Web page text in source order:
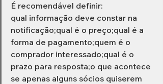
É recomendável definir:
qual informação deve constar na
notificação;qual é o preço;qual é a
forma de pagamento;quem é o
comprador interessado;qual é o
prazo para resposta;o que acontece
se apenas alguns sócios quiserem